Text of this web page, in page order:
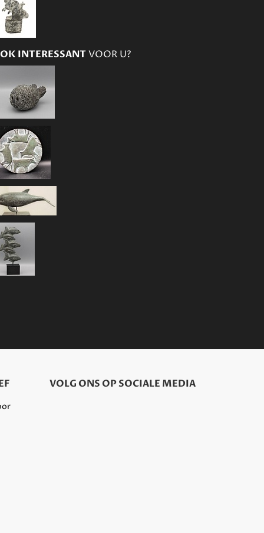
INTERESSANTVOOR U?
VOLG ONS OP SOCIALE MEDIA